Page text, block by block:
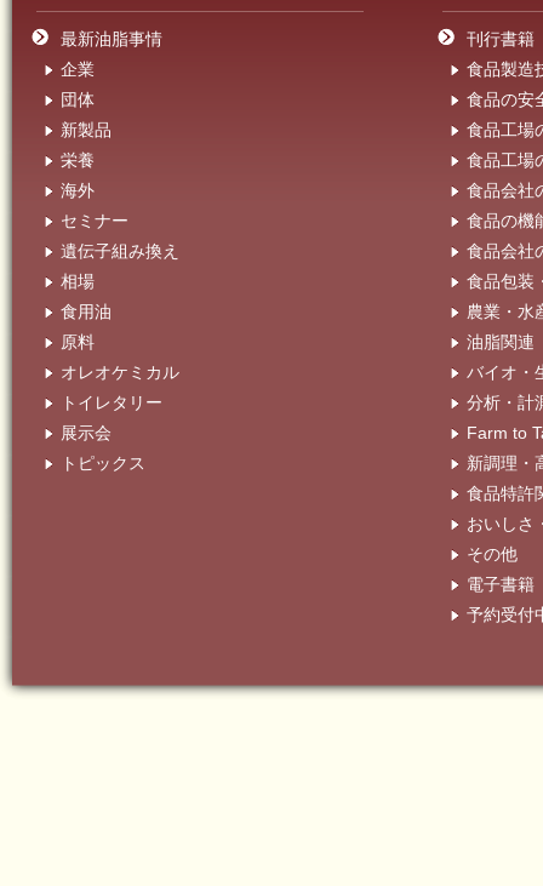
最新油脂事情
企業
団体
新製品
栄養
海外
セミナー
遺伝子組み換え
相場
食用油
原料
オレオケミカル
トイレタリー
展示会
トピックス
刊行書籍
食品製造
食品の安
食品工場
食品工場
食品会社
食品の機
食品会社
食品包装
農業・水
油脂関連
バイオ・
分析・計
Farm to
新調理・
食品特許
おいしさ
その他
電子書籍
予約受付